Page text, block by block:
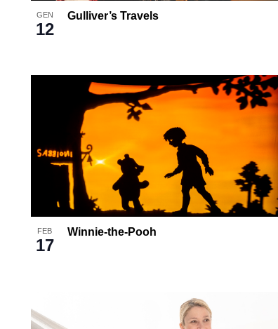
GEN
12
Gulliver’s Travels
FEB
17
Winnie-the-Pooh